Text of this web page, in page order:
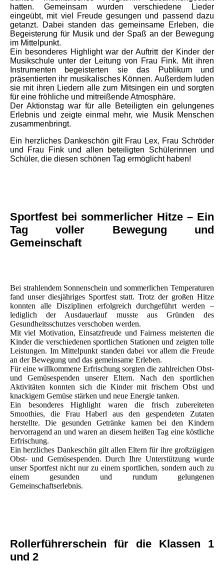
hatten. Gemeinsam wurden verschiedene Lieder
eingeübt, mit viel Freude gesungen und passend dazu
getanzt. Dabei standen das gemeinsame Erleben, die
Begeisterung für Musik und der Spaß an der Bewegung
im Mittelpunkt.
Ein besonderes Highlight war der Auftritt der Kinder der
Musikschule unter der Leitung von Frau Fink. Mit ihren
Instrumenten begeisterten sie das Publikum und
präsentierten ihr musikalisches Können. Außerdem luden
sie mit ihren Liedern alle zum Mitsingen ein und sorgten
für eine fröhliche und mitreißende Atmosphäre.
Der Aktionstag war für alle Beteiligten ein gelungenes
Erlebnis und zeigte einmal mehr, wie Musik Menschen
zusammenbringt.
Ein herzliches Dankeschön gilt Frau Lex, Frau Schröder
und Frau Fink und allen beteiligten Schülerinnen und
Schüler, die diesen schönen Tag ermöglicht haben!
Sportfest bei sommerlicher Hitze – Ein
Tag voller Bewegung und
Gemeinschaft
Bei strahlendem Sonnenschein und sommerlichen Temperaturen
fand unser diesjähriges Sportfest statt. Trotz der großen Hitze
konnten alle Disziplinen erfolgreich durchgeführt werden –
lediglich der Ausdauerlauf musste aus Gründen des
Gesundheitsschutzes verschoben werden.
Mit viel Motivation, Einsatzfreude und Fairness meisterten die
Kinder die verschiedenen sportlichen Stationen und zeigten tolle
Leistungen. Im Mittelpunkt standen dabei vor allem die Freude
an der Bewegung und das gemeinsame Erleben.
Für eine willkommene Erfrischung sorgten die zahlreichen Obst-
und Gemüsespenden unserer Eltern. Nach den sportlichen
Aktivitäten konnten sich die Kinder mit frischem Obst und
knackigem Gemüse stärken und neue Energie tanken.
Ein besonderes Highlight waren die frisch zubereiteten
Smoothies, die Frau Haberl aus den gespendeten Zutaten
herstellte. Die gesunden Getränke kamen bei den Kindern
hervorragend an und waren an diesem heißen Tag eine köstliche
Erfrischung.
Ein herzliches Dankeschön gilt allen Eltern für ihre großzügigen
Obst- und Gemüsespenden. Durch Ihre Unterstützung wurde
unser Sportfest nicht nur zu einem sportlichen, sondern auch zu
einem gesunden und rundum gelungenen
Gemeinschaftserlebnis.
Rollerführerschein für die Klassen 1
und 2